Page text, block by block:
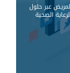
عبر حلول
الصحية